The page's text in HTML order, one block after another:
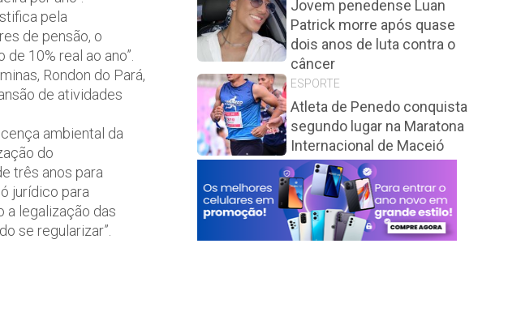
pela
de pensão, o
10% real ao ano”.
Rondon do Pará,
de atividades
ambiental da
do
três anos para
jurídico para
a legalização das
se regularizar”.
Jovem penedense Luan
Patrick morre após quase
dois anos de luta contra o
câncer
ESPORTE
Atleta de Penedo conquista
segundo lugar na Maratona
Internacional de Maceió